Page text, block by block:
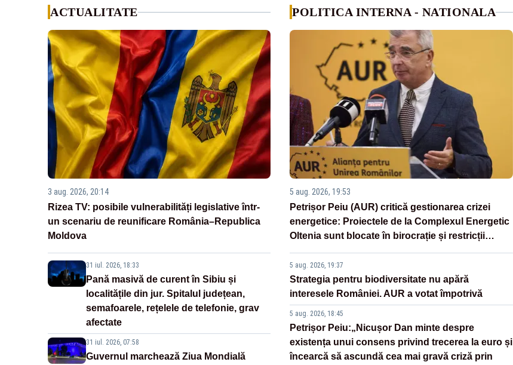
ACTUALITATE
3 aug. 2026, 20:14
Rizea TV: posibile vulnerabilități legislative într-
un scenariu de reunificare România–Republica
Moldova
31 iul. 2026, 18:33
Pană masivă de curent în Sibiu și
localitățile din jur. Spitalul județean,
semafoarele, rețelele de telefonie, grav
afectate
31 iul. 2026, 07:58
Guvernul marchează Ziua Mondială
POLITICA INTERNA - NATIONALA
5 aug. 2026, 19:53
Petrișor Peiu (AUR) critică gestionarea crizei
energetice: Proiectele de la Complexul Energetic
Oltenia sunt blocate în birocrație și restricții
5 aug. 2026, 19:37
Strategia pentru biodiversitate nu apără
interesele României. AUR a votat împotrivă
5 aug. 2026, 18:45
Petrișor Peiu:„Nicușor Dan minte despre
existența unui consens privind trecerea la euro și
încearcă să ascundă cea mai gravă criză prin